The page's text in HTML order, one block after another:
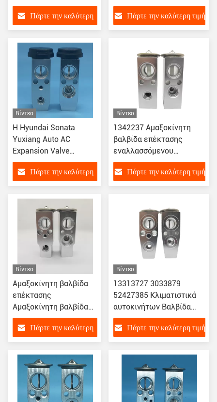
εναλλασσόμενου
ρεύματος για BENZ
W166/ML63/250/350/400/550
Πάρτε την καλύτερη
αυτοκίνητα AC
1248300484/A1248300484/
Πάρτε την καλύτερη τιμή
Βίντεο
Η Hyundai Sonata
Yuxiang Auto AC
Expansion Valve
F108JDXAA01
F108BBWAB01
976263E200
Πάρτε την καλύτερη
Βίντεο
1342237 Αμαξοκίνητη
βαλβίδα επέκτασης
εναλλασσόμενου
ρεύματος για τη σειρά
Scania P/R/T
Πάρτε την καλύτερη τιμή
Βίντεο
Αμαξοκίνητη βαλβίδα
επέκτασης
Αμαξοκίνητη βαλβίδα
επέκτασης AC για
MAZDA
KJ141GJ6E01/TX1066
Πάρτε την καλύτερη
Βίντεο
13313727 3033879
52427385 Κλιματιστικά
αυτοκινήτων Βαλβίδα
επέκτασης για Chevrolet
AudiΠάρτε την καλύτερη τιμή